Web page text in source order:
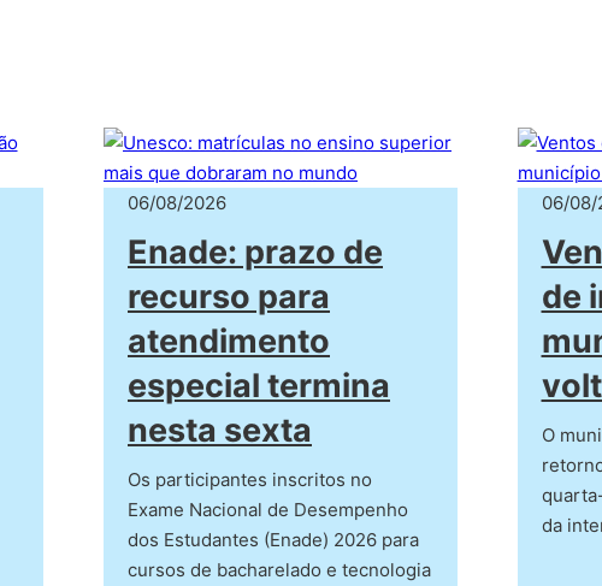
06/08/2026
Enade: prazo de
recurso para
atendimento
especial termina
nesta sexta
Os participantes inscritos no
Exame Nacional de Desempenho
dos Estudantes (Enade) 2026 para
cursos de bacharelado e tecnologia
06/08/
de
O
da